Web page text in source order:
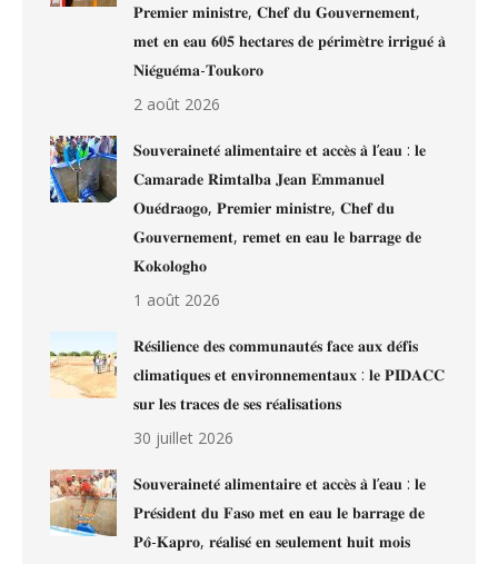
𝐏𝐫𝐞𝐦𝐢𝐞𝐫 𝐦𝐢𝐧𝐢𝐬𝐭𝐫𝐞, 𝐂𝐡𝐞𝐟 𝐝𝐮 𝐆𝐨𝐮𝐯𝐞𝐫𝐧𝐞𝐦𝐞𝐧𝐭,
𝐦𝐞𝐭 𝐞𝐧 𝐞𝐚𝐮 𝟔𝟎𝟓 𝐡𝐞𝐜𝐭𝐚𝐫𝐞𝐬 𝐝𝐞 𝐩𝐞́𝐫𝐢𝐦𝐞̀𝐭𝐫𝐞 𝐢𝐫𝐫𝐢𝐠𝐮𝐞́ 𝐚̀
𝐍𝐢𝐞́𝐠𝐮𝐞́𝐦𝐚-𝐓𝐨𝐮𝐤𝐨𝐫𝐨
2 août 2026
𝐒𝐨𝐮𝐯𝐞𝐫𝐚𝐢𝐧𝐞𝐭𝐞́ 𝐚𝐥𝐢𝐦𝐞𝐧𝐭𝐚𝐢𝐫𝐞 𝐞𝐭 𝐚𝐜𝐜𝐞̀𝐬 𝐚̀ 𝐥’𝐞𝐚𝐮 : 𝐥𝐞
𝐂𝐚𝐦𝐚𝐫𝐚𝐝𝐞 𝐑𝐢𝐦𝐭𝐚𝐥𝐛𝐚 𝐉𝐞𝐚𝐧 𝐄𝐦𝐦𝐚𝐧𝐮𝐞𝐥
𝐎𝐮𝐞́𝐝𝐫𝐚𝐨𝐠𝐨, 𝐏𝐫𝐞𝐦𝐢𝐞𝐫 𝐦𝐢𝐧𝐢𝐬𝐭𝐫𝐞, 𝐂𝐡𝐞𝐟 𝐝𝐮
𝐆𝐨𝐮𝐯𝐞𝐫𝐧𝐞𝐦𝐞𝐧𝐭, 𝐫𝐞𝐦𝐞𝐭 𝐞𝐧 𝐞𝐚𝐮 𝐥𝐞 𝐛𝐚𝐫𝐫𝐚𝐠𝐞 𝐝𝐞
𝐊𝐨𝐤𝐨𝐥𝐨𝐠𝐡𝐨
1 août 2026
𝐑𝐞́𝐬𝐢𝐥𝐢𝐞𝐧𝐜𝐞 𝐝𝐞𝐬 𝐜𝐨𝐦𝐦𝐮𝐧𝐚𝐮𝐭𝐞́𝐬 𝐟𝐚𝐜𝐞 𝐚𝐮𝐱 𝐝𝐞́𝐟𝐢𝐬
𝐜𝐥𝐢𝐦𝐚𝐭𝐢𝐪𝐮𝐞𝐬 𝐞𝐭 𝐞𝐧𝐯𝐢𝐫𝐨𝐧𝐧𝐞𝐦𝐞𝐧𝐭𝐚𝐮𝐱 : 𝐥𝐞 𝐏𝐈𝐃𝐀𝐂𝐂
𝐬𝐮𝐫 𝐥𝐞𝐬 𝐭𝐫𝐚𝐜𝐞𝐬 𝐝𝐞 𝐬𝐞𝐬 𝐫𝐞́𝐚𝐥𝐢𝐬𝐚𝐭𝐢𝐨𝐧𝐬
30 juillet 2026
𝐒𝐨𝐮𝐯𝐞𝐫𝐚𝐢𝐧𝐞𝐭𝐞́ 𝐚𝐥𝐢𝐦𝐞𝐧𝐭𝐚𝐢𝐫𝐞 𝐞𝐭 𝐚𝐜𝐜𝐞̀𝐬 𝐚̀ 𝐥’𝐞𝐚𝐮 : 𝐥𝐞
𝐏𝐫𝐞́𝐬𝐢𝐝𝐞𝐧𝐭 𝐝𝐮 𝐅𝐚𝐬𝐨 𝐦𝐞𝐭 𝐞𝐧 𝐞𝐚𝐮 𝐥𝐞 𝐛𝐚𝐫𝐫𝐚𝐠𝐞 𝐝𝐞
𝐏𝐨̂-𝐊𝐚𝐩𝐫𝐨, 𝐫𝐞́𝐚𝐥𝐢𝐬𝐞́ 𝐞𝐧 𝐬𝐞𝐮𝐥𝐞𝐦𝐞𝐧𝐭 𝐡𝐮𝐢𝐭 𝐦𝐨𝐢𝐬